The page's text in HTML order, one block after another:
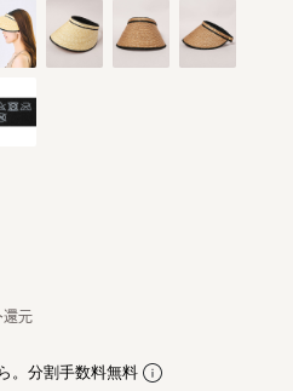
。分割手数料無料
還元